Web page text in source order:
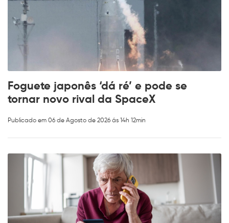
Foguete japonês ‘dá ré’ e pode se
tornar novo rival da SpaceX
Publicado em 06 de Agosto de 2026 ás 14h 12min